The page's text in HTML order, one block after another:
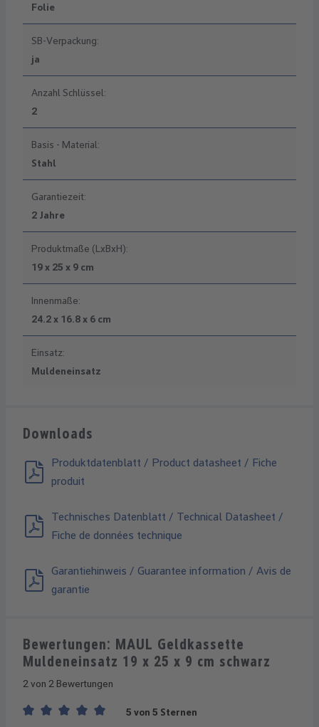
Folie
SB-Verpackung:
ja
Anzahl Schlüssel:
2
Basis - Material:
Stahl
Garantiezeit:
2 Jahre
Produktmaße (LxBxH):
19 x 25 x 9 cm
Innenmaße:
24.2 x 16.8 x 6 cm
Einsatz:
Muldeneinsatz
Downloads
Produktdatenblatt / Product datasheet / Fiche
produit
Technisches Datenblatt / Technical Datasheet /
Fiche de données technique
Garantiehinweis / Guarantee information / Avis de
garantie
Bewertungen: MAUL Geldkassette
Muldeneinsatz 19 x 25 x 9 cm schwarz
2 von 2 Bewertungen
5 von 5 Sternen